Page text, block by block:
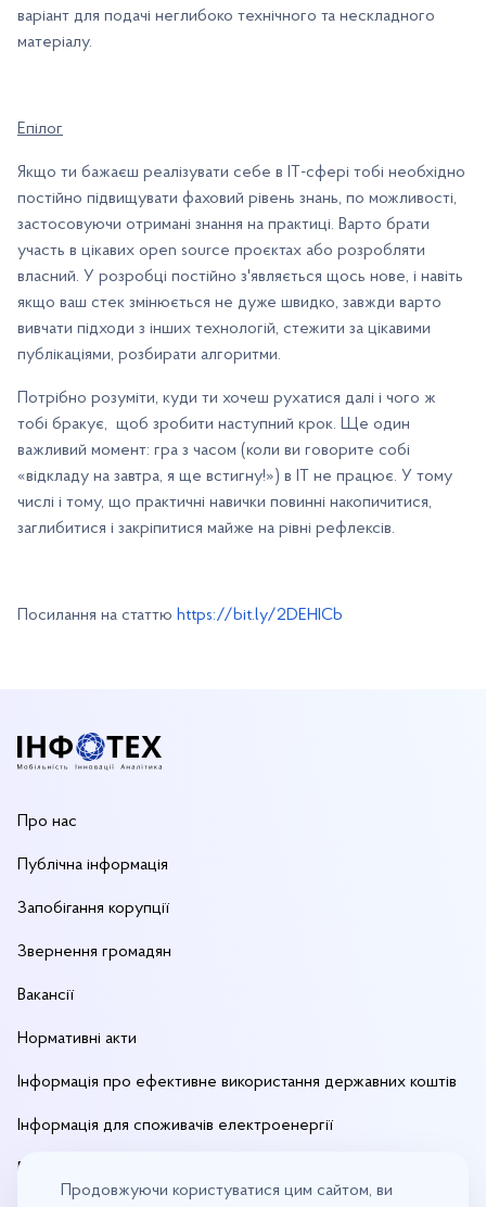
варіант для подачі неглибоко технічного та нескладного
матеріалу.
Епілог
Якщо ти бажаєш реалізувати себе в ІТ-сфері тобі необхідно
постійно підвищувати фаховий рівень знань, по можливості,
застосовуючи отримані знання на практиці. Варто брати
участь в цікавих open source проєктах або розробляти
власний. У розробці постійно з'являється щось нове, і навіть
якщо ваш стек змінюється не дуже швидко, завжди варто
вивчати підходи з інших технологій, стежити за цікавими
публікаціями, розбирати алгоритми.
Потрібно розуміти, куди ти хочеш рухатися далі і чого ж
тобі бракує, щоб зробити наступний крок. Ще один
важливий момент: гра з часом (коли ви говорите собі
«відкладу на завтра, я ще встигну!») в IT не працює. У тому
числі і тому, що практичні навички повинні накопичитися,
заглибитися і закріпитися майже на рівні рефлексів.
Посилання на статтю https://bit.ly/2DEHICb
Про нас
Публічна інформація
Запобігання корупції
Звернення громадян
Вакансії
Нормативні акти
Інформація про ефективне використання державних коштів
Інформація для споживачів електроенергії
Енергетичний менеджмент
Продовжуючи користуватися цим сайтом, ви